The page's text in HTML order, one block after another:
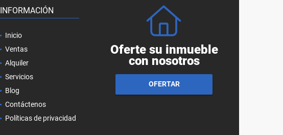
INFORMACIÓN
Inicio
Ventas
Alquiler
Servicios
Blog
Contáctenos
Políticas de privacidad
Oferte su inmueble
con nosotros
OFERTAR